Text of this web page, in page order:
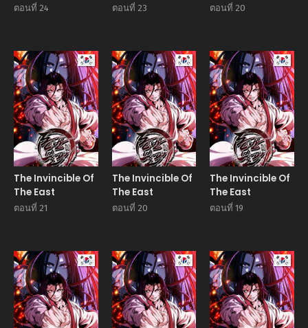
ตอนที่ 24 ตอนที่ 23 ตอนที่ 20
Manhwa
The Invincible Of
The East
ตอนที่ 21
Manhwa
The Invincible Of
The East
ตอนที่ 20
The Invincible Of
The East
ตอนที่ 19
Manhwa Manhwa